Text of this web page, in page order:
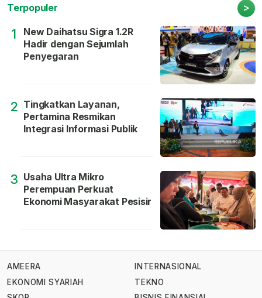
Terpopuler >
1
New Daihatsu Sigra 1.2R
Hadir dengan Sejumlah
Penyegaran
2 Tingkatkan Layanan,
Pertamina Resmikan
Integrasi Informasi Publik
3 Usaha Ultra Mikro
Perempuan Perkuat
Ekonomi Masyarakat Pesisir
AMEERA
EKONOMI SYARIAH
INTERNASIONAL
TEKNO